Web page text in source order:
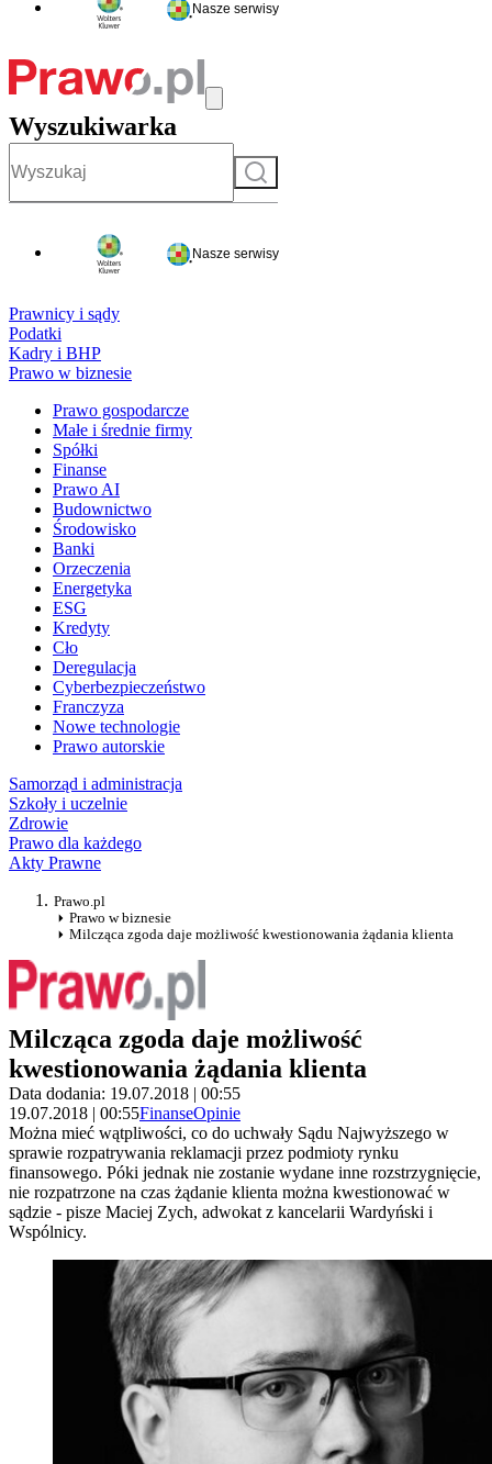
Nasze serwisy
Wyszukiwarka
Szukaj
Nasze serwisy
Prawnicy i sądy
Podatki
Kadry i BHP
Prawo w biznesie
Prawo gospodarcze
Małe i średnie firmy
Spółki
Finanse
Prawo AI
Budownictwo
Środowisko
Banki
Orzeczenia
Energetyka
ESG
Kredyty
Cło
Deregulacja
Cyberbezpieczeństwo
Franczyza
Nowe technologie
Prawo autorskie
Samorząd i administracja
Szkoły i uczelnie
Zdrowie
Prawo dla każdego
Akty Prawne
Prawo.pl
Prawo w biznesie
Milcząca zgoda daje możliwość kwestionowania żądania klienta
Milcząca zgoda daje możliwość
kwestionowania żądania klienta
Data dodania: 19.07.2018 | 00:55
19.07.2018 | 00:55FinanseOpinie
Można mieć wątpliwości, co do uchwały Sądu Najwyższego w
sprawie rozpatrywania reklamacji przez podmioty rynku
finansowego. Póki jednak nie zostanie wydane inne rozstrzygnięcie,
nie rozpatrzone na czas żądanie klienta można kwestionować w
sądzie - pisze Maciej Zych, adwokat z kancelarii Wardyński i
Wspólnicy.